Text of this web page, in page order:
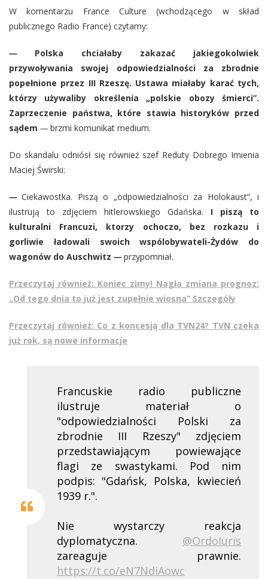
W komentarzu France Culture (wchodzącego w skład
publicznego Radio France) czytamy:
—
Polska chciałaby zakazać jakiegokolwiek
przywoływania swojej odpowiedzialności za zbrodnie
popełnione przez III Rzeszę. Ustawa miałaby karać tych,
którzy używaliby określenia „polskie obozy śmierci”.
Zaprzeczenie państwa, które stawia historyków przed
sądem — brzmi komunikat medium.
Do skandalu odniósł się również szef Reduty Dobrego Imienia
Maciej Świrski:
—Ciekawostka. Piszą o „odpowiedzialności za Holokaust”, i
ilustrują to zdjęciem hitlerowskiego Gdańska. I piszą to
kulturalni Francuzi, ktorzy ochoczo, bez rozkazu i
gorliwie ładowali swoich wspólobywateli-Żydów do
wagonów do Auschwitz —przypomniał.
Przeczytaj również: Koniec zimy! Nagła zmiana prognoz:
„Od tego dnia to już jest zupełnie wiosna” Szczegóły
Przeczytaj również: Co z koncesją dla TVN24? TVN czeka
już rok, są nowe informacje
Francuskie radio publiczne
ilustruje materiał o
"odpowiedzialności Polski za
zbrodnie III Rzeszy" zdjęciem
przedstawiającym powiewające
flagi ze swastykami. Pod nim
podpis: "Gdańsk, Polska, kwiecień
1939 r.".
Nie wystarczy reakcja
dyplomatyczna. @OrdoIuris
zareaguje prawnie.
https://t.co/eN7NdiAowc